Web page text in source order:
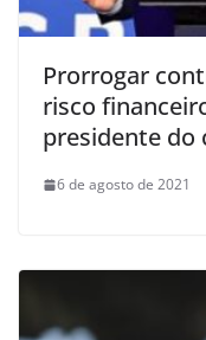
Prorrogar
risco
presidente do
6 de agosto de 2021